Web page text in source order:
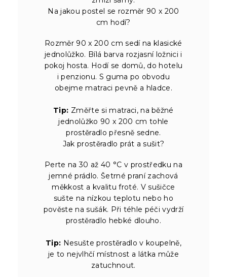
Na jakou postel se rozměr 90 x 200
cm hodí?
Rozměr 90 x 200 cm sedí na klasické
jednolůžko. Bílá barva rozjasní ložnici i
pokoj hosta. Hodí se domů, do hotelu
i penzionu. S guma po obvodu
obejme matraci pevně a hladce.
Tip: Změřte si matraci, na běžné
jednolůžko 90 x 200 cm tohle
prostěradlo přesně sedne.
Jak prostěradlo prát a sušit?
Perte na 30 až 40 °C v prostředku na
jemné prádlo. Šetrné praní zachová
měkkost a kvalitu froté. V sušičce
sušte na nízkou teplotu nebo ho
pověste na sušák. Při téhle péči vydrží
prostěradlo hebké dlouho.
Tip: Nesušte prostěradlo v koupelně,
je to nejvlhčí místnost a látka může
zatuchnout.